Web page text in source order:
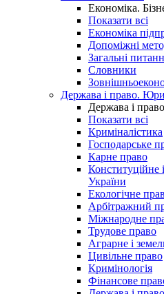
Економіка.
Показати всі
Економіка
Допоміжні
Загальні
Словники
Держава і право.
Держава і
Показати всі
Криміналістика
Господарське
Карне право
Конституційне
України
Екологічне
Арбітражний
Міжнародне
Трудове право
Аграрне і
Цивільне право
Кримінологія
Фінансове